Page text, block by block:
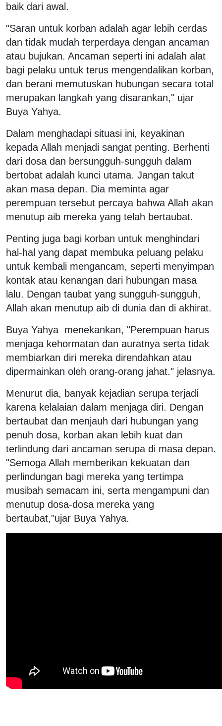
baik dari awal.
"Saran untuk korban adalah agar lebih cerdas
dan tidak mudah terperdaya dengan ancaman
atau bujukan. Ancaman seperti ini adalah alat
bagi pelaku untuk terus mengendalikan korban,
dan berani memutuskan hubungan secara total
merupakan langkah yang disarankan," ujar
Buya Yahya.
Dalam menghadapi situasi ini, keyakinan
kepada Allah menjadi sangat penting. Berhenti
dari dosa dan bersungguh-sungguh dalam
bertobat adalah kunci utama. Jangan takut
akan masa depan. Dia meminta agar
perempuan tersebut percaya bahwa Allah akan
menutup aib mereka yang telah bertaubat.
Penting juga bagi korban untuk menghindari
hal-hal yang dapat membuka peluang pelaku
untuk kembali mengancam, seperti menyimpan
kontak atau kenangan dari hubungan masa
lalu. Dengan taubat yang sungguh-sungguh,
Allah akan menutup aib di dunia dan di akhirat.
Buya Yahya menekankan, "Perempuan harus
menjaga kehormatan dan auratnya serta tidak
membiarkan diri mereka direndahkan atau
dipermainkan oleh orang-orang jahat." jelasnya.
Menurut dia, banyak kejadian serupa terjadi
karena kelalaian dalam menjaga diri. Dengan
bertaubat dan menjauh dari hubungan yang
penuh dosa, korban akan lebih kuat dan
terlindung dari ancaman serupa di masa depan.
"Semoga Allah memberikan kekuatan dan
perlindungan bagi mereka yang tertimpa
musibah semacam ini, serta mengampuni dan
menutup dosa-dosa mereka yang
bertaubat,"ujar Buya Yahya.